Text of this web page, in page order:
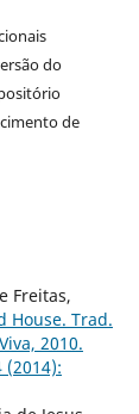
do
de
Freitas,
House. Trad.
2010.
(2014):